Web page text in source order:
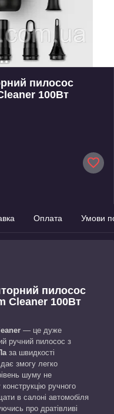
пилосос
100Вт
Оплата Умови
пилосос
Cleaner 100Вт
— це дуже
ручний пилосос з
за швидкості
змогу легко
шуму не
конструкцію ручного
в салоні автомобіля
про дратівливі